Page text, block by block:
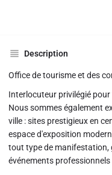
Description
Office de tourisme et des
Interlocuteur privilégié
Nous sommes également
ville : sites prestigieux en
espace d'exposition
tout type de manifestation,
événements